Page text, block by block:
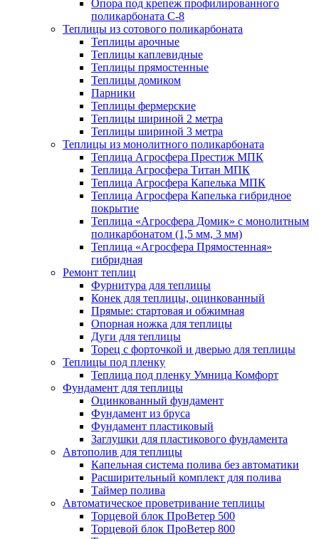
Опора под крепеж профилированного
поликарбоната С-8
Теплицы из сотового поликарбоната
Теплицы арочные
Теплицы каплевидные
Теплицы прямостенные
Теплицы домиком
Парники
Теплицы фермерские
Теплицы шириной 2 метра
Теплицы шириной 3 метра
Теплицы из монолитного поликарбоната
Теплица Агросфера Престиж МПК
Теплица Агросфера Титан МПК
Теплица Агросфера Капелька МПК
Теплица Агросфера Капелька гибридное
покрытие
Теплица «Агросфера Домик» с монолитным
поликарбонатом (1,5 мм, 3 мм)
Теплица «Агросфера Прямостенная»
гибридная
Ремонт теплиц
Фурнитура для теплицы
Конек для теплицы, оцинкованный
Прямые: стартовая и обжимная
Опорная ножка для теплицы
Дуги для теплицы
Торец с форточкой и дверью для теплицы
Теплицы под пленку
Теплица под пленку Умница Комфорт
Фундамент для теплицы
Оцинкованный фундамент
Фундамент из бруса
Фундамент пластиковый
Заглушки для пластикового фундамента
Автополив для теплицы
Капельная система полива без автоматики
Расширительный комплект для полива
Таймер полива
Автоматическое проветривание теплицы
Торцевой блок ПроВетер 500
Торцевой блок ПроВетер 800